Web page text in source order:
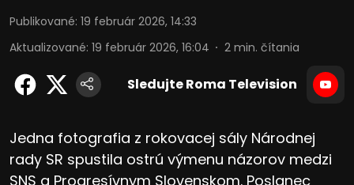
Publikované: 19 február 2026, 14:33
Aktualizované: 19 február 2026, 16:04 2 min. čítania
Sledujte Roma Television
Jedna fotografia z rokovacej sály Národnej
rady SR spustila ostrú výmenu názorov medzi
SNS a Progresívnym Slovenskom. Poslanec